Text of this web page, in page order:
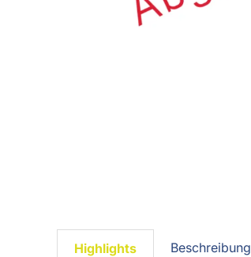
Highlights Beschreibung